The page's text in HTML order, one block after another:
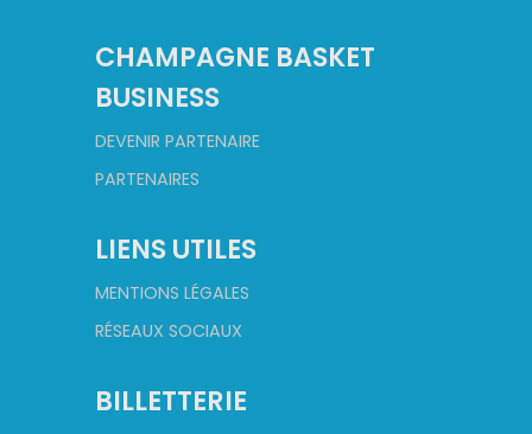
CHAMPAGNE BASKET
BUSINESS
DEVENIR PARTENAIRE
PARTENAIRES
LIENS UTILES
MENTIONS LÉGALES
RÉSEAUX SOCIAUX
BILLETTERIE